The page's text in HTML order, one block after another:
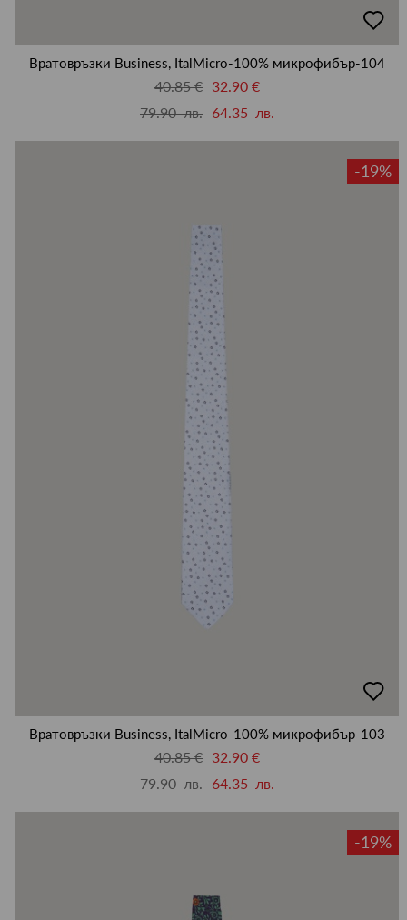
в
Вратовръзки Business, ItalMicro-100% микрофибър-104
40.85 € 32.90 €
79.90 лв. 64.35 лв.
-19%
в
Вратовръзки Business, ItalMicro-100% микрофибър-103
40.85 € 32.90 €
79.90 лв. 64.35 лв.
-19%